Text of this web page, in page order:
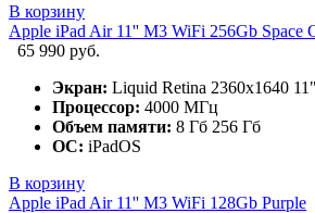
В корзину
Apple iPad Air 11'' M3 WiFi 256Gb Space
65 990 руб.
Экран: Liquid Retina 2360x1640 11"
Процессор: 4000 МГц
Объем памяти: 8 Гб 256 Гб
ОС: iPadOS
В корзину
Apple iPad Air 11'' M3 WiFi 128Gb Purple